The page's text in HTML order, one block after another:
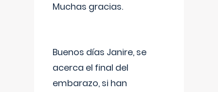
Muchas gracias.
Buenos días Janire, se
acerca el final del
embarazo, si han